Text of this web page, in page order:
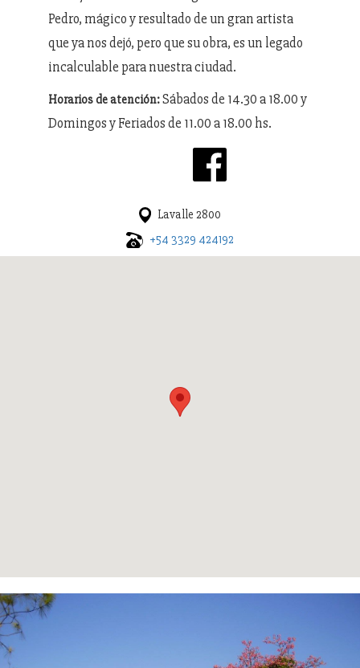
Pedro, mágico y resultado de un gran artista
que ya nos dejó, pero que su obra, es un legado
incalculable para nuestra ciudad.
Horarios de atención:Sábados de 14.30 a 18.00 y
Domingos y Feriados de 11.00 a 18.00 hs.
Lavalle 2800
+54 3329 424192